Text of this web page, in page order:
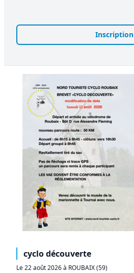
Inscription
cyclo découverte
Le 22 août 2026 à ROUBAIX (59)